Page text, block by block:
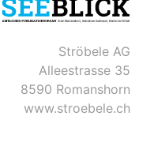
Ströbele AG
Alleestrasse 35
8590 Romanshorn
www.stroebele.ch